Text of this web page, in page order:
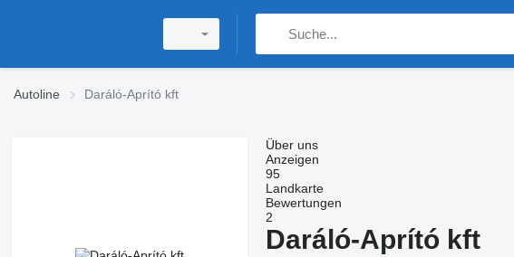
Autoline Daráló-Aprító kft
Über uns
Anzeigen
95
Landkarte
Bewertungen
2
Daráló-Aprító kft